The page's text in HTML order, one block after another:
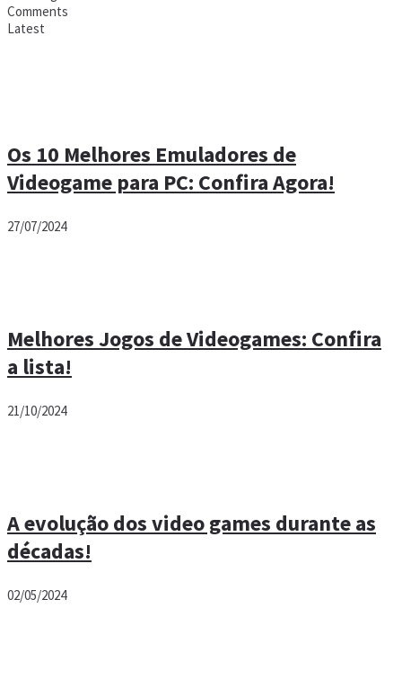
Comments
Latest
Os 10 Melhores Emuladores de
Videogame para PC: Confira Agora!
27/07/2024
Melhores Jogos de Videogames: Confira
a lista!
21/10/2024
A evolução dos video games durante as
décadas!
02/05/2024